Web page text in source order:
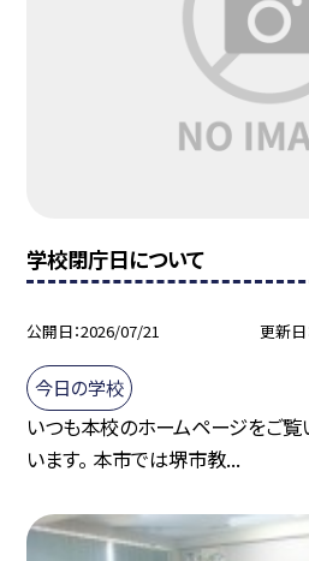
学校閉庁日について
公開日 2026/07/21 更新日
今日の学校
いつも本校のホームページをご覧
います。 本市では堺市教...